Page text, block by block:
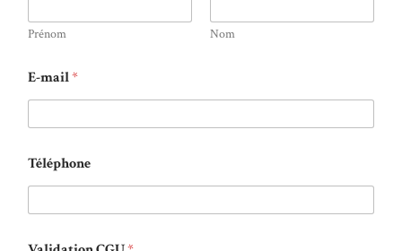
Prénom Nom
E-mail*
Téléphone